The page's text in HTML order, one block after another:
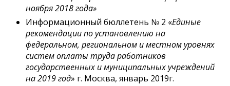
ноября 2018 года»
Информационный бюллетень № 2 «Единые
рекомендации по установлению на
федеральном, региональном и местном уровнях
систем оплаты труда работников
государственных и муниципальных учреждений
на 2019 год» г. Москва, январь 2019г.